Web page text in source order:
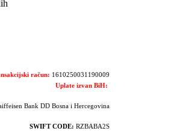
račun: 1610250031190009
Uplate izvan BiH:
Bank DD Bosna i Hercegovina
SWIFT CODE: RZBABA2S